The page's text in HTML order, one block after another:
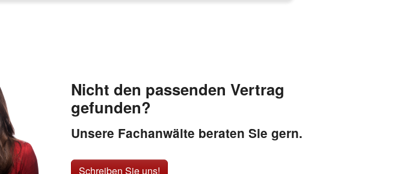
Nicht den passenden Vertrag
gefunden?
Unsere Fachanwälte beraten Sie gern.
Schreiben Sie uns!